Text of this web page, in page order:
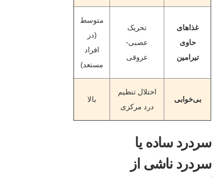
غذاهای
حاوی
تیرامین
تحریک
عصبی-
عروقی
متوسط
(در
افراد
مستعد)
بی‌خوابی
اختلال تنظیم
درد مرکزی
بالا
سردرد ساده یا
سردرد ناشی از